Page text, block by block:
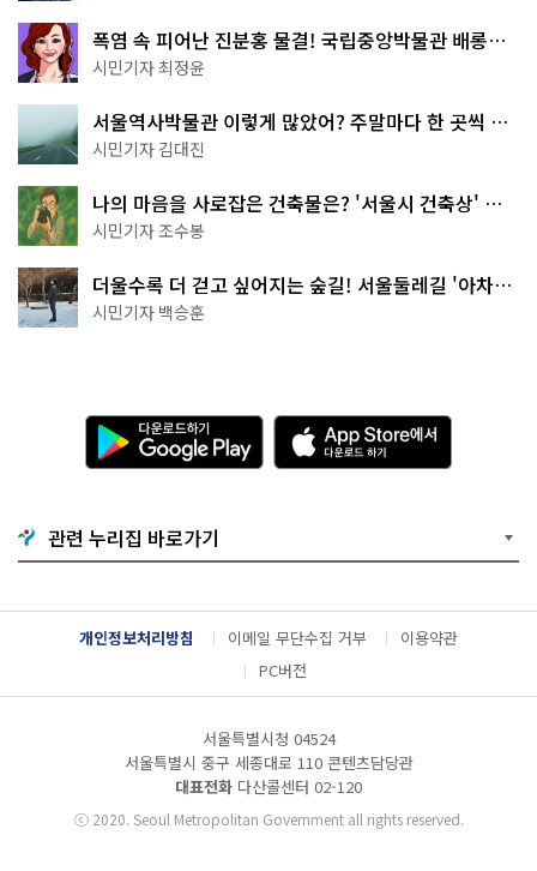
폭염 속 피어난 진분홍 물결! 국립중앙박물관 배롱나
무 명소
시민기자 최정윤
서울역사박물관 이렇게 많았어? 주말마다 한 곳씩 떠
나는 역사 산책
시민기자 김대진
나의 마음을 사로잡은 건축물은? '서울시 건축상' 수
상작 공개!
시민기자 조수봉
더울수록 더 걷고 싶어지는 숲길! 서울둘레길 '아차산
코스'
시민기자 백승훈
다
운
로
기
G
o
g
l
e
l
A
p
p
e
서
다
운
드
관련 누리집 바로가기
개인정보처리방침 이메일 무단수집 거부
이용약관
PC버전
서울특별시청 04524
서울특별시 중구 세종대로 110 콘텐츠담당관
대표전화 다산콜센터 02-120
ⓒ2020. Seoul Metropolitan Government all rights reserved.